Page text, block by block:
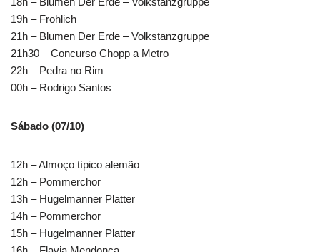
19h – Frohlich
21h – Blumen Der Erde – Volkstanzgruppe
21h30 – Concurso Chopp a Metro
22h – Pedra no Rim
00h – Rodrigo Santos
Sábado (07/10)
12h – Almoço típico alemão
12h – Pommerchor
13h – Hugelmanner Platter
14h – Pommerchor
15h – Hugelmanner Platter